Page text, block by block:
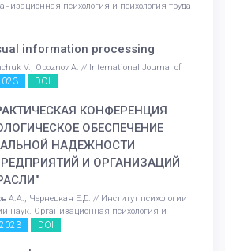
психология и психология труда
information processing
V., Oboznov A. // International Journal of
DOI
КОНФЕРЕНЦИЯ
ОБЕСПЕЧЕНИЕ
НАДЕЖНОСТИ
И ОРГАНИЗАЦИЙ
А.А., Чернецкая Е.Д. // Институт психологии
наук. Организационная психология и
2023 DOI